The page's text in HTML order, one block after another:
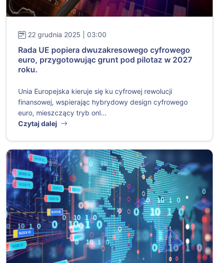
22 grudnia 2025 | 03:00
Rada UE popiera dwuzakresowego cyfrowego
euro, przygotowując grunt pod pilotaz w 2027
roku.
Unia Europejska kieruje się ku cyfrowej rewolucji
finansowej, wspierając hybrydowy design cyfrowego
euro, mieszczący tryb onl...
Czytaj dalej